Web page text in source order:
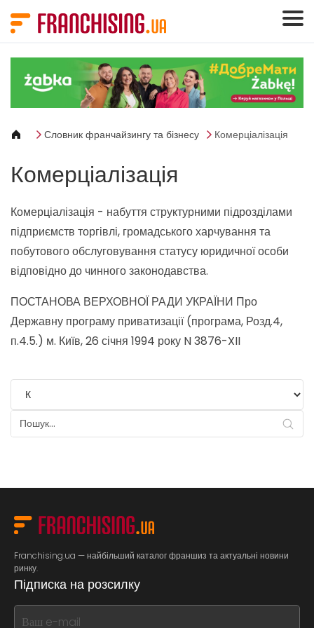
Словник франчайзингу та бізнесу Комерціалізація
Комерціалізація
Комерціалізація - набуття структурними підрозділами
підприємств торгівлі, громадського харчування та
побутового обслуговування статусу юридичної особи
відповідно до чинного законодавства.
ПОСТАНОВА ВЕРХОВНОЇ РАДИ УКРАЇНИ Про
Державну програму приватизації (програма, Розд.4,
п.4.5.) м. Київ, 26 січня 1994 року N 3876-XII
Franchising.ua — найбільший каталог франшиз та актуальні новини
ринку.
Підписка на розсилку
If